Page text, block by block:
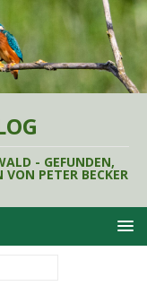
- GEFUNDEN,
VON PETER BECKER